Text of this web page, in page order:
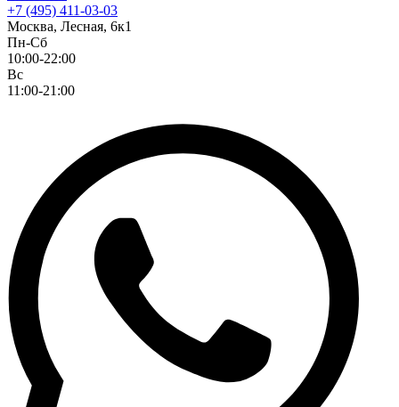
+7 (495) 411-03-03
Москва, Лесная, 6к1
Пн-Сб
10:00-22:00
Вс
11:00-21:00